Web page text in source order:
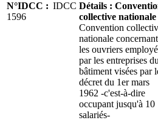
N°IDCC : IDCC
1596
Détails :
collective nationale
Convention
nationale concernant
les ouvriers
par les entreprises du
bâtiment visées par
décret du 1er mars
1962 -c'est-à-dire
occupant jusqu'à 10
salariés-